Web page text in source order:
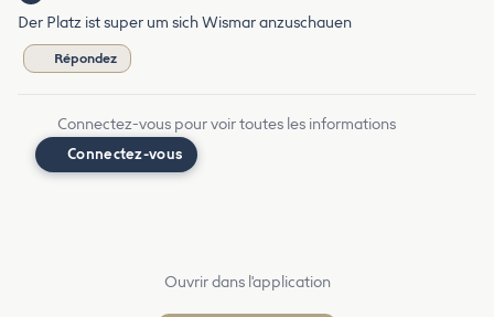
Der Platz ist super um sich Wismar anzuschauen
Répondez
Connectez-vous pour voir toutes les informations
Connectez-vous
Ouvrir dans l'application